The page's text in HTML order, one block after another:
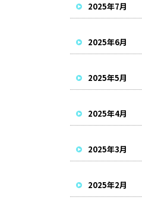
2025年7月
2025年6月
2025年5月
2025年4月
2025年3月
2025年2月